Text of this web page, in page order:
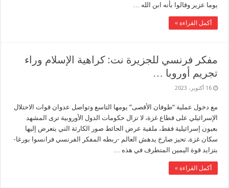
يوما عزير وقالوا بأنه ابن الله …
أكمل القراءة »
مفكر فرنسي للجزيرة نت: كراهية الإسلام وراء
تجريم أوروبا …
16 أكتوبر، 2023
مع دخول عملية “طوفان الأقصى” يومها التاسع وتواصل عدوان قوات الاحتلال
الإسرائيلي على قطاع غزة، لا تزال حكومات الدول الأوروبية ترى المشهد
بعيون إسرائيلية فقط، ملقية عرض الحائط صور الكارثة التي يتعرض إليها
سكان غزة. تحيز صارخ يدهش العالم -ربطه المفكر الفرنسي فرانسوا بورغا-
بتزايد قوة اليمين المتطرف في هذه …
أكمل القراءة »